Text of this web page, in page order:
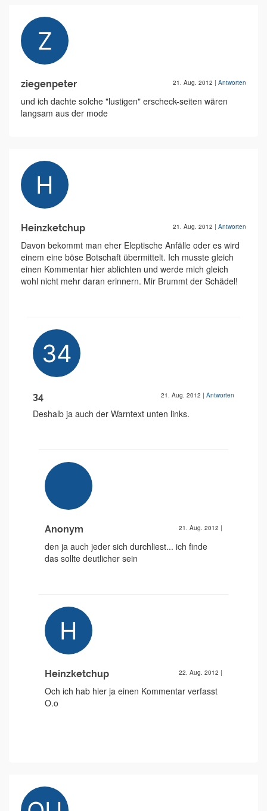
ziegenpeter 21. Aug. 2012 | Antworten
und ich dachte solche "lustigen" erscheck-seiten wären
langsam aus der mode
Heinzketchup 21. Aug. 2012 | Antworten
Davon bekommt man eher Eleptische Anfälle oder es wird
einem eine böse Botschaft übermittelt. Ich musste gleich
einen Kommentar hier ablichten und werde mich gleich
wohl nicht mehr daran erinnern. Mir Brummt der Schädel!
34 21. Aug. 2012 | Antworten
Deshalb ja auch der Warntext unten links.
Anonym 21. Aug. 2012 |
den ja auch jeder sich durchliest... ich finde
das sollte deutlicher sein
Heinzketchup 22. Aug. 2012 |
Och ich hab hier ja einen Kommentar verfasst
O.o